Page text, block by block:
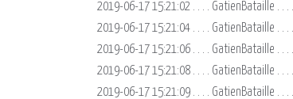
2019-06-17 15:21:02 . . . . GatienBataille . .
2019-06-17 15:21:04 . . . . GatienBataille . .
2019-06-17 15:21:06 . . . . GatienBataille . .
2019-06-17 15:21:08 . . . . GatienBataille . .
2019-06-17 15:21:09 . . . . GatienBataille . .